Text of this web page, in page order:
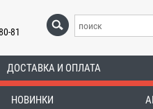
81
ДОСТАВКА И ОПЛАТА
НОВИНКИ